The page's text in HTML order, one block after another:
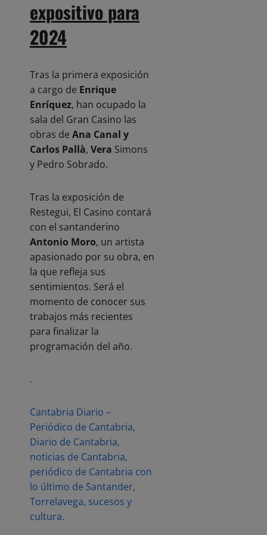
expositivo para
2024
Tras la primera exposición
a cargo de Enrique
Enríquez, han ocupado la
sala del Gran Casino las
obras de Ana Canal y
Carlos Pallà, Vera Simons
y Pedro Sobrado.
Tras la exposición de
Restegui, El Casino contará
con el santanderino
Antonio Moro, un artista
apasionado por su obra, en
la que refleja sus
sentimientos. Será el
momento de conocer sus
trabajos más recientes
para finalizar la
programación del año.
.
Cantabria Diario –
Periódico de Cantabria,
Diario de Cantabria,
noticias de Cantabria,
periódico de Cantabria con
lo último de Santander,
Torrelavega, sucesos y
cultura.